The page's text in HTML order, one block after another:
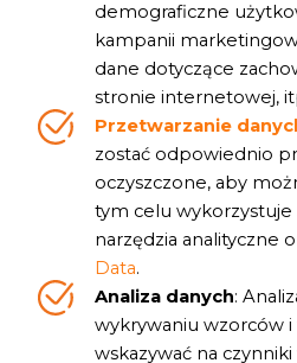
demograficzne
kampanii
dane dotyczące
stronie internetowej,
Przetwarzanie
zostać odpowiednio
oczyszczone, aby
tym celu
narzędzia analityczne
Data.
Analiza danych:
wykrywaniu wzorców
wskazywać na